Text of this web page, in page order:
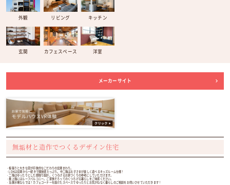
外観 リビング キッチン
玄関 カフェスペース 洋室
メーカーサイト
無垢材と造作でつくるデザイン住宅
・板張りと大きな窓が印象的なこだわりの玄関まわり。
・LDKは玄関から一続きで開放感たっぷり。中二階はお子さまが楽しく遊べるキッズルーム仕様！
・二階はゆったりとした間取り設計。くつろげるお家づくりの参考にしていただけます。
・最上階にはルーフバルコニー。ご家族そろってのくつろげる暮らしをご体感ください。
・当展示場ならでは！カフェコーナーを設けたスペースでゆったりとお気がねなく暮らしのご相談をお伺いさせていただきます！